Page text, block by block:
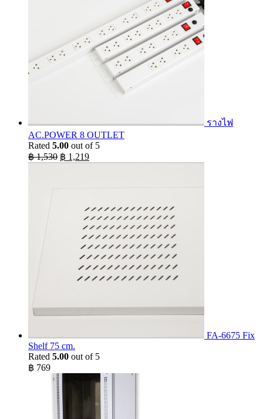
รางไฟ
AC.POWER 8 OUTLET
Rated 5.00 out of 5
฿1,530 Original
฿ 1,219Current
FA-6675 Fix
Shelf 75 cm.
Rated 5.00 out of 5
฿ 769